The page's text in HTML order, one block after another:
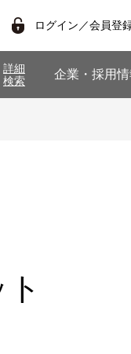
ログイン／会員登
詳細
検索
企業・採用情